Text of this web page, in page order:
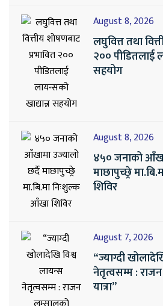
August 8, 2026
लघुवित्त तथा
२०० पीडितलाई
सहयोग
August 8, 2026
४५० जनाको
माछापुच्छ्रे
शिविर
August 7, 2026
“ज्याग्दी
नेतृत्वसम्म :
यात्रा”